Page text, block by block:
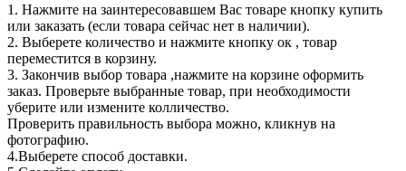
1. Нажмите на заинтересовавшем Вас товаре кнопку купить
или заказать (если товара сейчас нет в наличии).
2. Выберете количество и нажмите кнопку ок , товар
переместится в корзину.
3. Закончив выбор товара ,нажмите на корзине оформить
заказ. Проверьте выбранные товар, при необходимости
уберите или измените колличество.
Проверить правильность выбора можно, кликнув на
фотографию.
4.Выберете способ доставки.